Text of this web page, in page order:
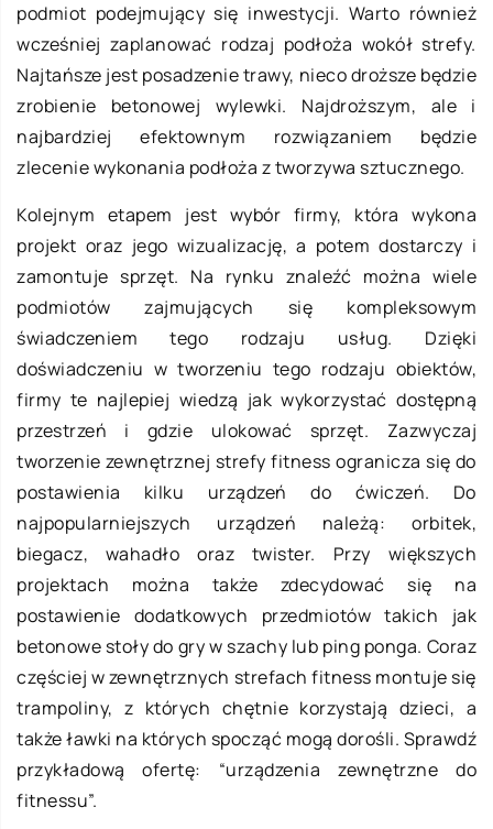
podmiot podejmujący się inwestycji. Warto również
wcześniej zaplanować rodzaj podłoża wokół strefy.
Najtańsze jest posadzenie trawy, nieco droższe będzie
zrobienie betonowej wylewki. Najdroższym, ale i
najbardziej efektownym rozwiązaniem będzie
zlecenie wykonania podłoża z tworzywa sztucznego.
Kolejnym etapem jest wybór firmy, która wykona
projekt oraz jego wizualizację, a potem dostarczy i
zamontuje sprzęt. Na rynku znaleźć można wiele
podmiotów zajmujących się kompleksowym
świadczeniem tego rodzaju usług. Dzięki
doświadczeniu w tworzeniu tego rodzaju obiektów,
firmy te najlepiej wiedzą jak wykorzystać dostępną
przestrzeń i gdzie ulokować sprzęt. Zazwyczaj
tworzenie zewnętrznej strefy fitness ogranicza się do
postawienia kilku urządzeń do ćwiczeń. Do
najpopularniejszych urządzeń należą: orbitek,
biegacz, wahadło oraz twister. Przy większych
projektach można także zdecydować się na
postawienie dodatkowych przedmiotów takich jak
betonowe stoły do gry w szachy lub ping ponga. Coraz
częściej w zewnętrznych strefach fitness montuje się
trampoliny, z których chętnie korzystają dzieci, a
także ławki na których spocząć mogą dorośli. Sprawdź
przykładową ofertę: “urządzenia zewnętrzne do
fitnessu”.